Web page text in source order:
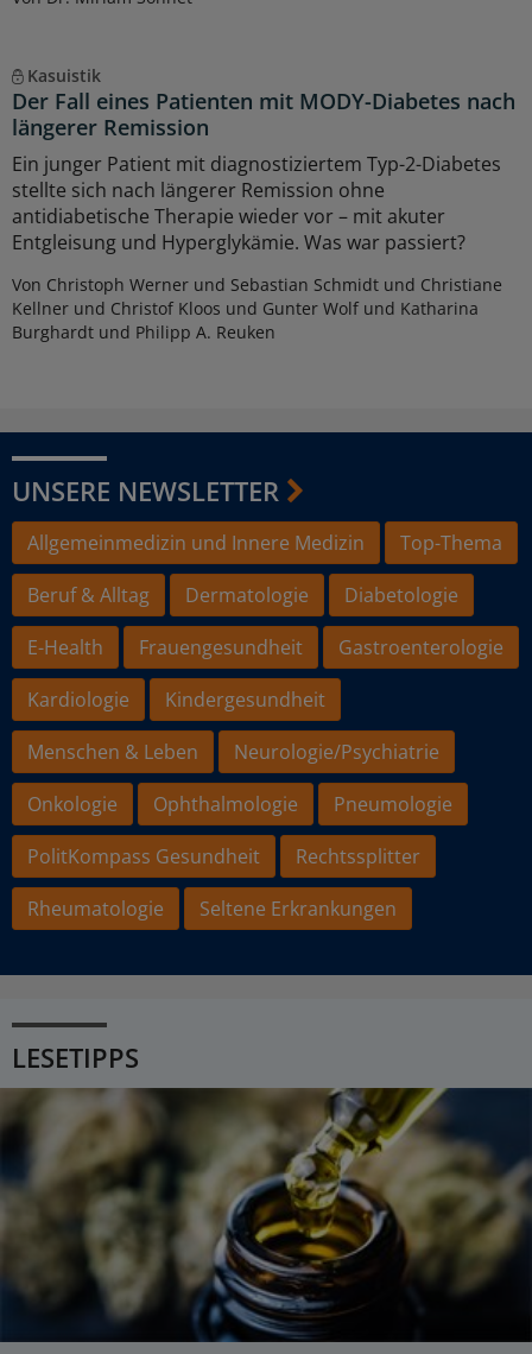
Kasuistik
Der Fall eines Patienten mit MODY-Diabetes nach
längerer Remission
Ein junger Patient mit diagnostiziertem Typ-2-Diabetes
stellte sich nach längerer Remission ohne
antidiabetische Therapie wieder vor – mit akuter
Entgleisung und Hyperglykämie. Was war passiert?
Von Christoph Werner und Sebastian Schmidt und Christiane
Kellner und Christof Kloos und Gunter Wolf und Katharina
Burghardt und Philipp A. Reuken
UNSERE NEWSLETTER
Allgemeinmedizin und Innere Medizin
Top-Thema
Beruf & Alltag
Dermatologie
Diabetologie
E-Health
Frauengesundheit
Gastroenterologie
Kardiologie
Kindergesundheit
Menschen & Leben
Neurologie/Psychiatrie
Onkologie
Ophthalmologie
Pneumologie
PolitKompass Gesundheit
Rechtssplitter
Rheumatologie
Seltene Erkrankungen
LESETIPPS